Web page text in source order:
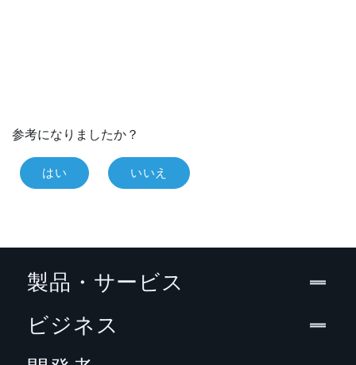
参考になりましたか？
はい いいえ
製品・サービス
ビジネス